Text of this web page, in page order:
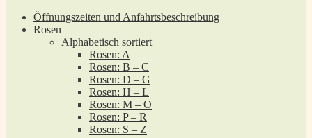
Öffnungszeiten und Anfahrtsbeschreibung
Rosen
Alphabetisch sortiert
Rosen: A
Rosen: B – C
Rosen: D – G
Rosen: H – L
Rosen: M – O
Rosen: P – R
Rosen: S – Z